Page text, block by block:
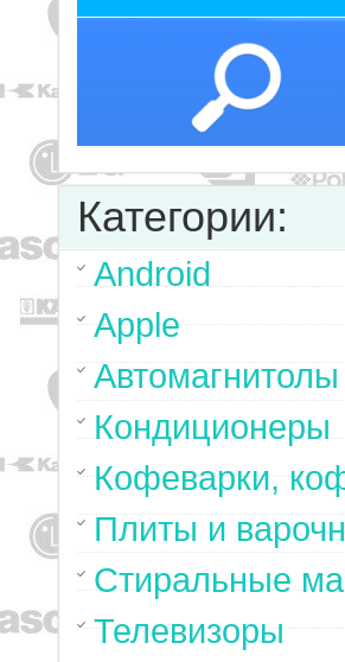
Категории:
Android
Apple
Автомагнитолы
Кондиционеры
Кофеварки,
Плиты и
Стиральные
Телевизоры